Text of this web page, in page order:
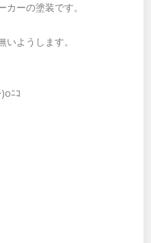
ーの塗装です。
ようします。
ﾆｺ